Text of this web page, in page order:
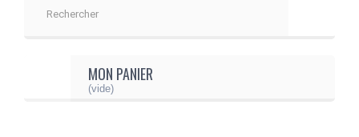
MON PANIER
(vide)